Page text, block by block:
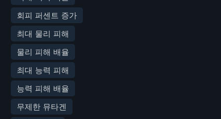
회피 퍼센트 증가
최대 물리 피해
물리 피해 배율
최대 능력 피해
능력 피해 배율
무제한 뮤타겐